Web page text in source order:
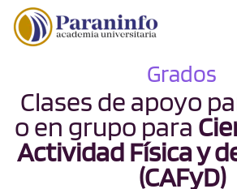
Grados
Clases de apoyo
o en grupo para
Actividad Física y
(CAFyD)